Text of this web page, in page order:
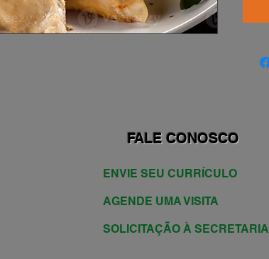
FALE CONOSCO
ENVIE SEU CURRÍCULO
AGENDE UMA VISITA
SOLICITAÇÃO À SECRETARIA